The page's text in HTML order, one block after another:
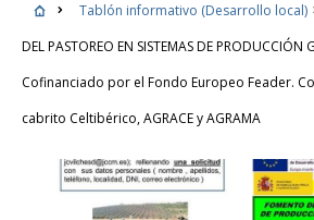
Tablón informativo (Desarrollo local)
DEL PASTOREO EN SISTEMAS DE PRODUCCIÓN
Cofinanciado por el Fondo Europeo Feader.
cabrito Celtibérico, AGRACE y AGRAMA